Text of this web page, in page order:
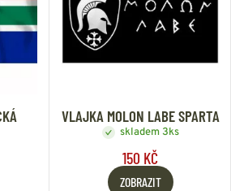
VLAJKA MOLON LABE SPARTA
skladem 3ks
150 KČ
ZOBRAZIT